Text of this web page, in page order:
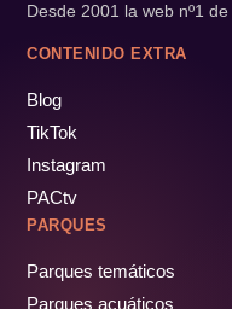
Desde 2001 la web nº1 de
CONTENIDO EXTRA
Blog
TikTok
Instagram
PACtv
PARQUES
Parques temáticos
Parques acuáticos